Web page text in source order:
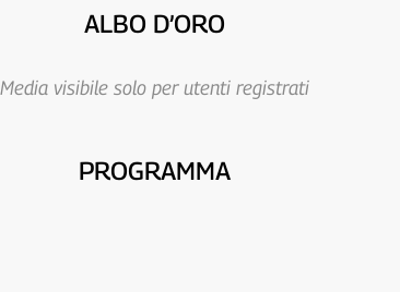
ALBO D’ORO
Media visibile solo per utenti registrati
PROGRAMMA